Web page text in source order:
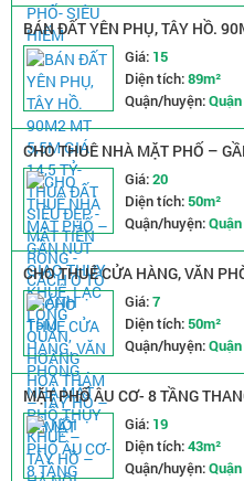
BÁN ĐẤT YÊN PHỤ, TÂY HỒ.
ĐẤT SIÊU ĐẸP - MẶT TIỀN
Giá: 15
Diện tích:89m²
Quận/huyện:
CHO THUÊ NHÀ MẶT PHỐ –
LONG QUÂN, HOÀNG HOA
Giá:20
Diện tích:50m²
Quận/huyện:
CHO THUÊ CỬA HÀNG, VĂN
– TÂY HỒ – HÀ NỘI
Giá:7
Diện tích:50m²
Quận/huyện:
MẶT PHỐ ÂU CƠ- 8 TẦNG
LOTTE TÂY HỒ - KINH DOANH
3 LẠC LONG QUÂN ÂU CƠ
Giá: 19
Diện tích:43m²
Quận/huyện: